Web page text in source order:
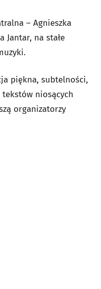
– Agnieszka
Jantar, na stałe
piękna, subtelności,
niosących
organizatorzy